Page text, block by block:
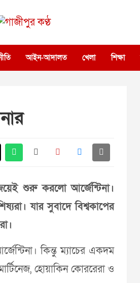
কণ্ঠ
আইন-আদালত খেলা শিক্ষা
শুরু করলো আর্জেন্টিনা।
যার সুবাদে বিশ্বকাপের
কিন্তু ম্যাচের একদম
হোয়াকিন কোররেরা ও